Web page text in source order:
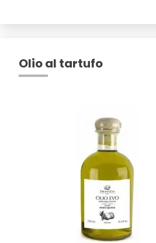
Olio al tartufo